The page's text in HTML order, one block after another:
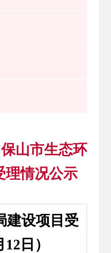
山市生态环
理情况公示
建设项目受
日）